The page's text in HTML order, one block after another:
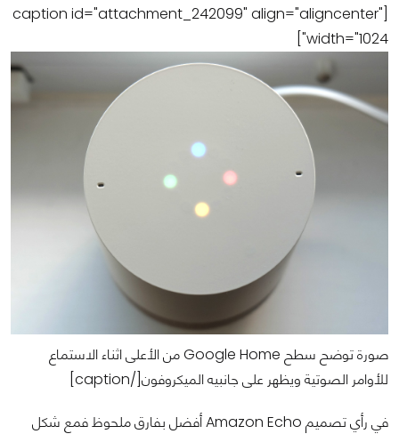
[caption id="attachment_242099" align="aligncenter"
width="1024"]
صورة توضح سطح Google Home من الأعلى اثناء الاستماع
للأوامر الصوتية ويظهر على جانبيه الميكروفون[/caption]
في رأي تصميم Amazon Echo أفضل بفارق ملحوظ فمع شكل